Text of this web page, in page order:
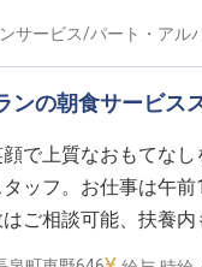
サービス/パート・アル
ンの朝食サービス
で上質なおもてな
ッフ。お仕事は午
ご相談可能、扶養内
迎えする「ウィンダ